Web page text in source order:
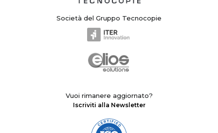
Società del Gruppo Tecnocopie
Vuoi rimanere aggiornato?
Iscriviti alla Newsletter